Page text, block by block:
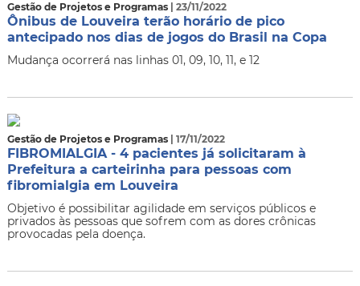
Gestão de Projetos e Programas | 23/11/2022
Ônibus de Louveira terão horário de pico
antecipado nos dias de jogos do Brasil na Copa
Mudança ocorrerá nas linhas 01, 09, 10, 11, e 12
Gestão de Projetos e Programas | 17/11/2022
FIBROMIALGIA - 4 pacientes já solicitaram à
Prefeitura a carteirinha para pessoas com
fibromialgia em Louveira
Objetivo é possibilitar agilidade em serviços públicos e
privados às pessoas que sofrem com as dores crônicas
provocadas pela doença.